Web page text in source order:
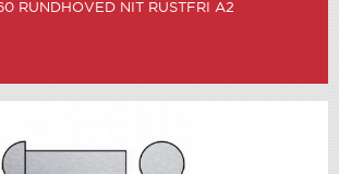
RUNDHOVED NIT RUSTFRI A2